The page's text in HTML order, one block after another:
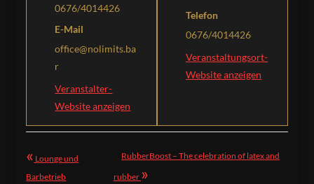
0676/4014426
E-Mail
office@nolimits.ba
r
Veranstalter-
Website anzeigen
Telefon
0676/4014426
Veranstaltungsort-
Website anzeigen
« Lounge und
Barbetrieb
RubberBoost – The celebration of latex and
rubber »